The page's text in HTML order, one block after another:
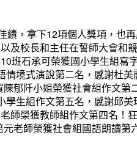
績，拿下12項個人獎項，也
及校長和主任在誓師大會和
班石承可榮獲國小學生組
情境式演說第二名，感謝杜
郁阡小姐榮獲社會組作文
學生組作文第五名，感謝邱
師榮獲教師組作文第四名！
老師榮獲社會組國語朗讀